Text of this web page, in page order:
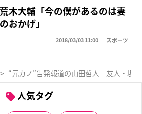
荒木大輔「今の僕があるのは妻
のおかげ」
2018/03/03 11:00 スポーツ
> “元カノ”告発報道の山田哲人 友人・坂
人気タグ